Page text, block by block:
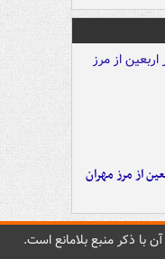
از مرز مهران
با ذکر منبع بلامانع است.